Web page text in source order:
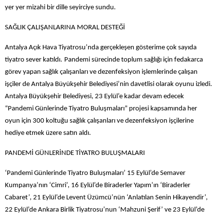
yer yer mizahi bir dille seyirciye sundu.
SAĞLIK ÇALIŞANLARINA MORAL DESTEĞİ
Antalya Açık Hava Tiyatrosu’nda gerçekleşen gösterime çok sayıda
tiyatro sever katıldı. Pandemi sürecinde toplum sağlığı için fedakarca
görev yapan sağlık çalışanları ve dezenfeksiyon işlemlerinde çalışan
işçiler de Antalya Büyükşehir Belediyesi’nin davetlisi olarak oyunu izledi.
Antalya Büyükşehir Belediyesi, 23 Eylül’e kadar devam edecek
“Pandemi Günlerinde Tiyatro Buluşmaları” projesi kapsamında her
oyun için 300 koltuğu sağlık çalışanları ve dezenfeksiyon işçilerine
hediye etmek üzere satın aldı.
PANDEMİ GÜNLERİNDE TİYATRO BULUŞMALARI
‘Pandemi Günlerinde Tiyatro Buluşmaları’ 15 Eylül’de Semaver
Kumpanya’nın ‘Cimri’, 16 Eylül’de Biraderler Yapım’ın ‘Biraderler
Cabaret’, 21 Eylül’de Levent Üzümcü’nün ‘Anlatılan Senin Hikayendir’,
22 Eylül’de Ankara Birlik Tiyatrosu’nun ‘Mahzuni Şerif’ ve 23 Eylül’de